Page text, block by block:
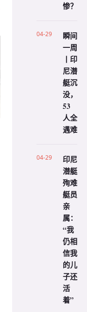
惨？
04-29
瞬间
一周
丨印
尼潜
艇沉
没，
53
人全
遇难
04-29
印尼
潜艇
殉难
艇员
亲
属：
“我
仍相
信我
的儿
子还
活
着”